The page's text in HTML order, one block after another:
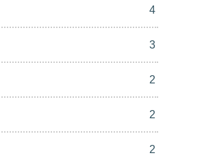
4
3
2
2
2